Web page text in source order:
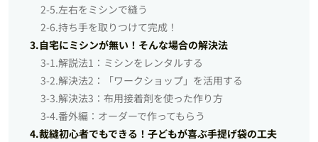
2-5.左右をミシンで縫う
2-6.持ち手を取りつけて完成！
3.自宅にミシンが無い！そんな場合の解決法
3-1.解説法1：ミシンをレンタルする
3-2.解決法2：「ワークショップ」を活用する
3-3.解決法3：布用接着剤を使った作り方
3-4.番外編：オーダーで作ってもらう
4.裁縫初心者でもできる！子どもが喜ぶ手提げ袋の工夫